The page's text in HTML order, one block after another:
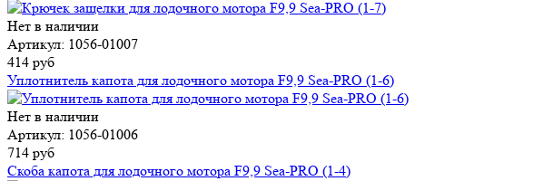
Нет в наличии
Артикул: 1056-01007
414 руб
Уплотнитель капота для лодочного мотора F9,9 Sea-PRO (1-6)
Нет в наличии
Артикул: 1056-01006
714 руб
Скоба капота для лодочного мотора F9,9 Sea-PRO (1-4)